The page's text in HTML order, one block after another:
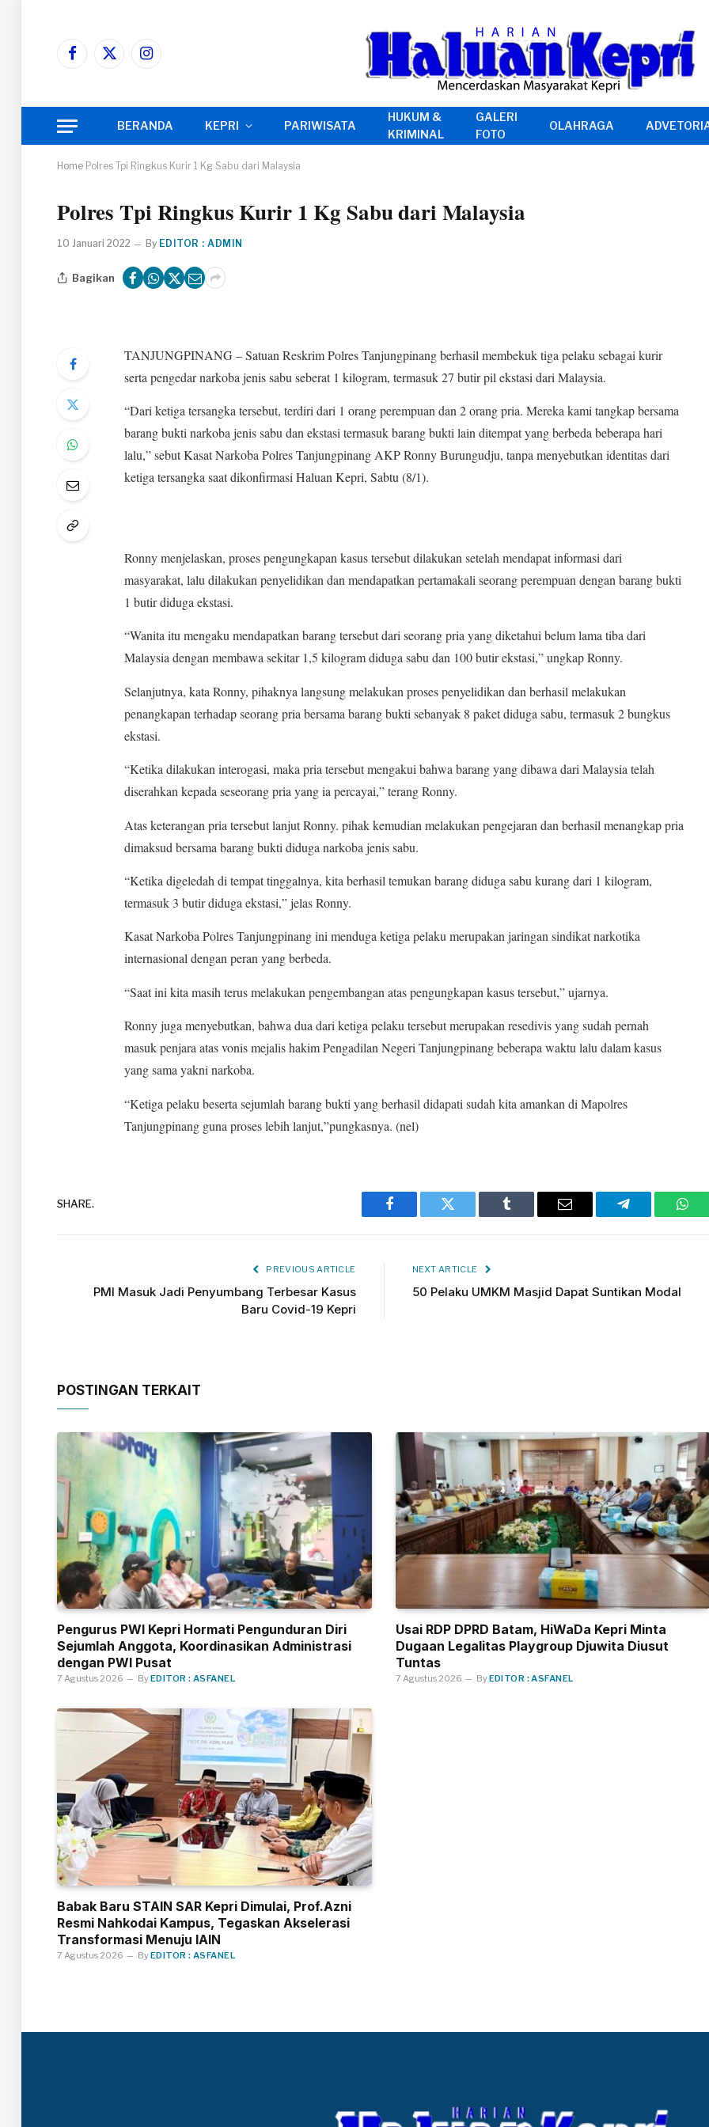
Facebook
X
Instagram
BERANDA KEPRI PARIWISATA
HUKUM &
KRIMINAL
GALERI
FOTO
OLAHRAGA
Home Polres Tpi Ringkus Kurir 1 Kg Sabu dari Malaysia
Polres Tpi Ringkus Kurir 1 Kg Sabu dari Malaysia
10 Januari 2022 By EDITOR : ADMIN
Bagikan
TANJUNGPINANG – Satuan Reskrim Polres Tanjungpinang berhasil membekuk tiga pelaku sebagai kurir
serta pengedar narkoba jenis sabu seberat 1 kilogram, termasuk 27 butir pil ekstasi dari Malaysia.
“Dari ketiga tersangka tersebut, terdiri dari 1 orang perempuan dan 2 orang pria. Mereka kami tangkap bersama
barang bukti narkoba jenis sabu dan ekstasi termasuk barang bukti lain ditempat yang berbeda beberapa hari
lalu,” sebut Kasat Narkoba Polres Tanjungpinang AKP Ronny Burungudju, tanpa menyebutkan identitas dari
ketiga tersangka saat dikonfirmasi Haluan Kepri, Sabtu (8/1).
Ronny menjelaskan, proses pengungkapan kasus tersebut dilakukan setelah mendapat informasi dari
masyarakat, lalu dilakukan penyelidikan dan mendapatkan pertamakali seorang perempuan dengan barang bukti
1 butir diduga ekstasi.
“Wanita itu mengaku mendapatkan barang tersebut dari seorang pria yang diketahui belum lama tiba dari
Malaysia dengan membawa sekitar 1,5 kilogram diduga sabu dan 100 butir ekstasi,” ungkap Ronny.
Selanjutnya, kata Ronny, pihaknya langsung melakukan proses penyelidikan dan berhasil melakukan
penangkapan terhadap seorang pria bersama barang bukti sebanyak 8 paket diduga sabu, termasuk 2 bungkus
ekstasi.
“Ketika dilakukan interogasi, maka pria tersebut mengakui bahwa barang yang dibawa dari Malaysia telah
diserahkan kepada seseorang pria yang ia percayai,” terang Ronny.
Atas keterangan pria tersebut lanjut Ronny. pihak kemudian melakukan pengejaran dan berhasil menangkap pria
dimaksud bersama barang bukti diduga narkoba jenis sabu.
“Ketika digeledah di tempat tinggalnya, kita berhasil temukan barang diduga sabu kurang dari 1 kilogram,
termasuk 3 butir diduga ekstasi,” jelas Ronny.
Kasat Narkoba Polres Tanjungpinang ini menduga ketiga pelaku merupakan jaringan sindikat narkotika
internasional dengan peran yang berbeda.
“Saat ini kita masih terus melakukan pengembangan atas pengungkapan kasus tersebut,” ujarnya.
Ronny juga menyebutkan, bahwa dua dari ketiga pelaku tersebut merupakan resedivis yang sudah pernah
masuk penjara atas vonis mejalis hakim Pengadilan Negeri Tanjungpinang beberapa waktu lalu dalam kasus
yang sama yakni narkoba.
“Ketiga pelaku beserta sejumlah barang bukti yang berhasil didapati sudah kita amankan di Mapolres
Tanjungpinang guna proses lebih lanjut,”pungkasnya. (nel)
SHARE.
Facebook Twitter Tumblr Email Telegram
PREVIOUS ARTICLE
PMI Masuk Jadi Penyumbang Terbesar Kasus
Baru Covid-19 Kepri
NEXT ARTICLE
50 Pelaku UMKM Masjid Dapat Suntikan Modal
POSTINGAN TERKAIT
Pengurus PWI Kepri Hormati Pengunduran Diri
Sejumlah Anggota, Koordinasikan Administrasi
dengan PWI Pusat
7 Agustus 2026 ByEDITOR : ASFANEL
Usai RDP DPRD Batam, HiWaDa Kepri Minta
Dugaan Legalitas Playgroup Djuwita Diusut
Tuntas
7 Agustus 2026 ByEDITOR : ASFANEL
Babak Baru STAIN SAR Kepri Dimulai, Prof.Azni
Resmi Nahkodai Kampus, Tegaskan Akselerasi
Transformasi Menuju IAIN
7 Agustus 2026 ByEDITOR : ASFANEL